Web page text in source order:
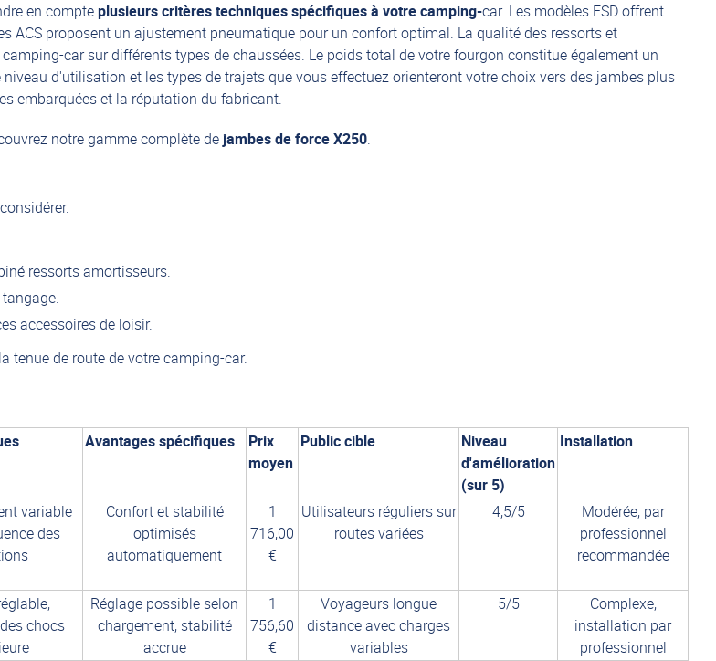
en compteplusieurs critères techniques spécifiques à votre camping-car. Les modèles FSD offrent
proposent un ajustement pneumatique pour un confort optimal. La qualité des ressorts et
car sur différents types de chaussées. Le poids total de votre fourgon constitue également un
d'utilisation et les types de trajets que vous effectuez orienteront votre choix vers des jambes plus
embarquées et la réputation du fabricant.
notre gamme complète dejambes de force X250.
ressorts amortisseurs.
accessoires de loisir.
tenue de route de votre camping-car.
Avantages spécifiques
Prix
moyen
Public cible
Niveau
d'amélioration
(sur 5)
Installation
variable
des
Confort et stabilité
optimisés
automatiquement
1
716,00
€
Utilisateurs réguliers sur
routes variées
4,5/5
Modérée, par
professionnel
recommandée
chocs
Réglage possible selon
chargement, stabilité
accrue
1
756,60
€
Voyageurs longue
distance avec charges
variables
5/5
Complexe,
installation par
professionnel